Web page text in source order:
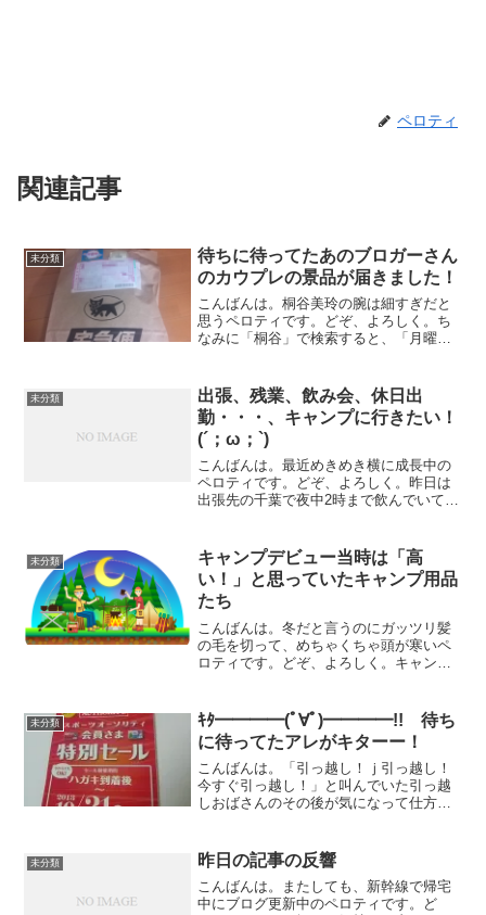
ペロティ
関連記事
未分類
待ちに待ってたあのブロガーさん
のカウプレの景品が届きました！
こんばんは。桐谷美玲の腕は細すぎだと
思うペロティです。どぞ、よろしく。ち
なみに「桐谷」で検索すると、「月曜日
識）ｗそろそろひるがののレポを始めよ
うかなぁと思っていたんで...
未分類
出張、残業、飲み会、休日出
勤・・・、キャンプに行きたい！
(´；ω；`)
こんばんは。最近めきめき横に成長中の
ペロティです。どぞ、よろしく。昨日は
出張先の千葉で夜中2時まで飲んでいて、
がバタバタと忙しく、終わった後も結局
終電まで飲みに行ってま...
未分類
キャンプデビュー当時は「高
い！」と思っていたキャンプ用品
たち
こんばんは。冬だと言うのにガッツリ髪
の毛を切って、めちゃくちゃ頭が寒いペ
ロティです。どぞ、よろしく。キャンプ
だろうって思っちゃいます。特にキャン
プデビュー当初はそう思う...
未分類
ｷﾀ━━━━(ﾟ∀ﾟ)━━━━!! 待ち
に待ってたアレがキターー！
こんばんは。「引っ越し！ｊ引っ越し！
今すぐ引っ越し！」と叫んでいた引っ越
しおばさんのその後が気になって仕方が
アレが･･･アレが届いてましたぁぁぁ！そ
うです！スポーツオー...
未分類 昨日の記事の反響
こんばんは。またしても、新幹線で帰宅
中にブログ更新中のペロティです。ど